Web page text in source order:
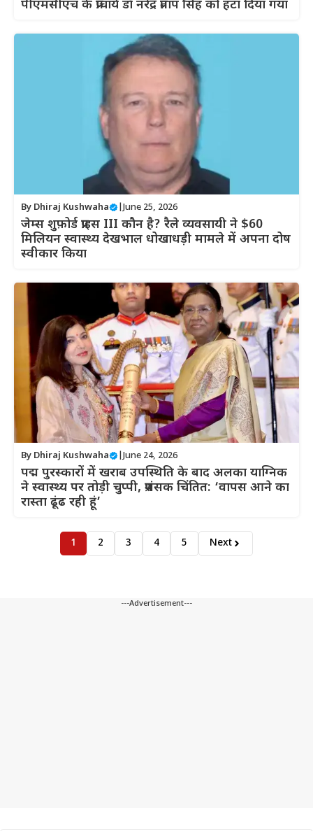
पीएमसीएच के प्राचार्य डॉ नरेंद्र प्रताप सिंह को हटा दिया गया
By Dhiraj Kushwaha June 25, 2026
जेम्स शुफ़ोर्ड प्राइस III कौन है? रैले व्यवसायी ने $60
मिलियन स्वास्थ्य देखभाल धोखाधड़ी मामले में अपना दोष
स्वीकार किया
By Dhiraj Kushwaha June 24, 2026
पद्म पुरस्कारों में खराब उपस्थिति के बाद अलका याग्निक
ने स्वास्थ्य पर तोड़ी चुप्पी, प्रशंसक चिंतित: ‘वापस आने का
रास्ता ढूंढ रही हूं’
1 2 3 4 5 Next
---Advertisement---